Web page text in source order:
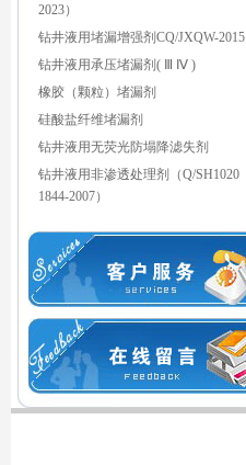
2023）
钻井液用堵漏增强剂CQ/JXQW-2015
钻井液用承压堵漏剂( Ⅲ Ⅳ )
橡胶（颗粒）堵漏剂
硅酸盐纤维堵漏剂
钻井液用无荧光防塌降滤失剂
钻井液用非渗透处理剂（Q/SH1020
1844-2007）